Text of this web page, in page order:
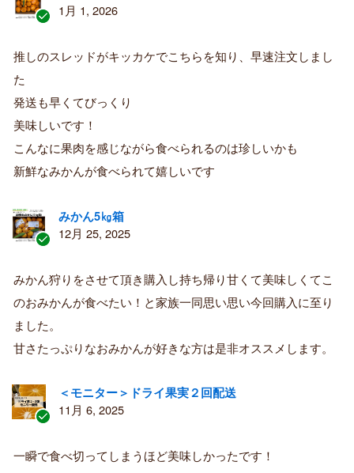
証
済
購
者
1月 1, 2026
推しのスレッドがキッカケでこちらを知り、早速注文しまし
た
発送も早くてびっくり
美味しいです！
こんなに果肉を感じながら食べられるのは珍しいかも
新鮮なみかんが食べられて嬉しいです
証
済
み
購
者
みかん5㎏箱
12月 25, 2025
みかん狩りをさせて頂き購入し持ち帰り甘くて美味しくてこ
のおみかんが食べたい！と家族一同思い思い今回購入に至り
ました。
甘さたっぷりなおみかんが好きな方は是非オススメします。
証
済
＜モニター＞ドライ果実２回配送
11月 6, 2025
一瞬で食べ切ってしまうほど美味しかったです！